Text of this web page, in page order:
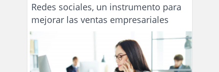
Redes sociales, un instrumento para
mejorar las ventas empresariales